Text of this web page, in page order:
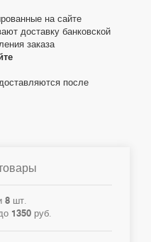
на сайте
доставку банковской
заказа
после
8 шт.
1350 руб.